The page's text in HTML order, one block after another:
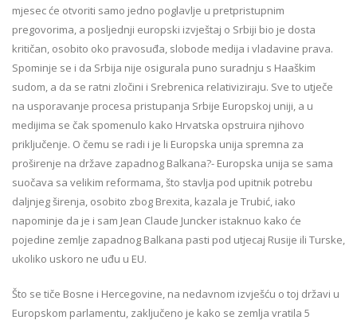
mjesec će otvoriti samo jedno poglavlje u pretpristupnim
pregovorima, a posljednji europski izvještaj o Srbiji bio je dosta
kritičan, osobito oko pravosuđa, slobode medija i vladavine prava.
Spominje se i da Srbija nije osigurala puno suradnju s Haaškim
sudom, a da se ratni zločini i Srebrenica relativiziraju. Sve to utječe
na usporavanje procesa pristupanja Srbije Europskoj uniji, a u
medijima se čak spomenulo kako Hrvatska opstruira njihovo
priključenje. O čemu se radi i je li Europska unija spremna za
proširenje na države zapadnog Balkana?- Europska unija se sama
suočava sa velikim reformama, što stavlja pod upitnik potrebu
daljnjeg širenja, osobito zbog Brexita, kazala je Trubić, iako
napominje da je i sam Jean Claude Juncker istaknuo kako će
pojedine zemlje zapadnog Balkana pasti pod utjecaj Rusije ili Turske,
ukoliko uskoro ne uđu u EU.
Što se tiče Bosne i Hercegovine, na nedavnom izvješću o toj državi u
Europskom parlamentu, zaključeno je kako se zemlja vratila 5